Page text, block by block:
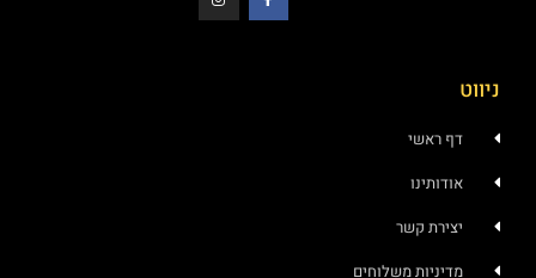
ניווט
דף ראשי
אודותינו
יצירת קשר
מדיניות משלוחים